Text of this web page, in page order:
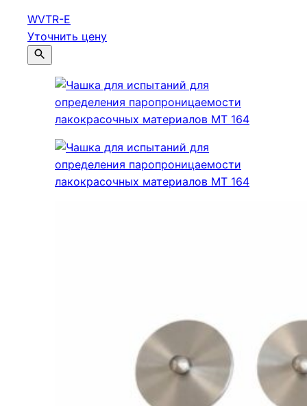
WVTR-E
Уточнить цену